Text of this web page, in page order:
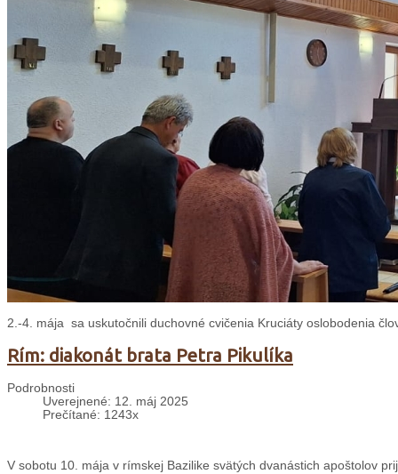
2.-4. mája sa uskutočnili duchovné cvičenia Kruciáty oslobodenia
Rím: diakonát brata Petra Pikulíka
Podrobnosti
Uverejnené: 12. máj 2025
Prečítané: 1243x
V sobotu 10. mája v rímskej Bazilike svätých dvanástich apoštolov